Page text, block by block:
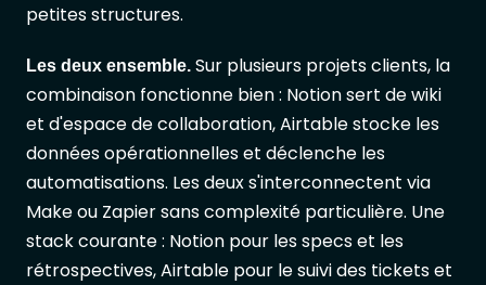
petites structures.
Les deux ensemble. Sur plusieurs projets clients, la
combinaison fonctionne bien : Notion sert de wiki
et d'espace de collaboration, Airtable stocke les
données opérationnelles et déclenche les
automatisations. Les deux s'interconnectent via
Make ou Zapier sans complexité particulière. Une
stack courante : Notion pour les specs et les
rétrospectives, Airtable pour le suivi des tickets et